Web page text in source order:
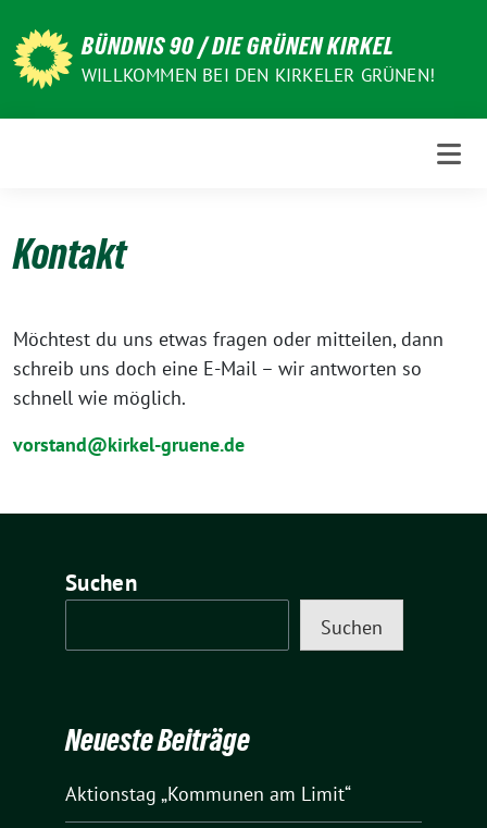
zum
Inhalt
BÜNDNIS 90 / DIE GRÜNEN KIRKEL
WILLKOMMEN BEI DEN KIRKELER GRÜNEN!
Kontakt
Möchtest du uns etwas fragen oder mitteilen, dann
schreib uns doch eine E-Mail – wir antworten so
schnell wie möglich.
vorstand@kirkel-gruene.de
Suchen
Suchen
Neueste Beiträge
Aktionstag „Kommunen am Limit“